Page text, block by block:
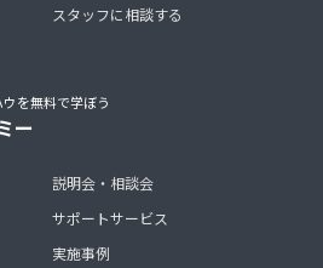
スタッフに相談する
を無料で学ぼう
ー
説明会・相談会
サポートサービス
実施事例